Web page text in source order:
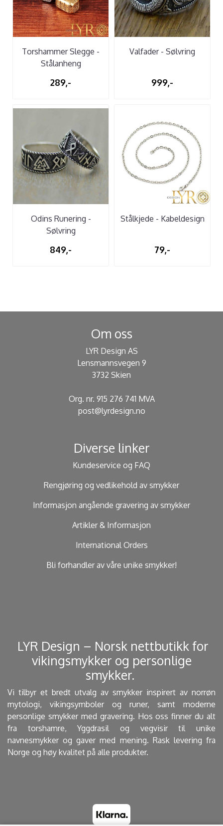
Torshammer Slegge -
Stålanheng
289,-
Valfader - Sølvring
999,-
Odins Runering -
Sølvring
849,-
Stålkjede - Kabeldesign
79,-
Om oss
LYR Design AS
Lensmannsvegen 9
3732 Skien
Org. nr. 915 276 741 MVA
post@lyrdesign.no
Diverse linker
Kundeservice og FAQ
Rengjøring og vedlikehold av smykker
Informasjon angående gravering av smykker
Artikler & Informasjon
International Orders
Bli forhandler av våre unike smykker!
​ LYR Design – Norsk nettbutikk for
vikingsmykker og personlige
smykker. ​
Vi tilbyr et bredt utvalg av smykker inspirert av norrøn
mytologi, vikingsymboler og runer, samt moderne
personlige smykker med gravering. Hos oss finner du alt
fra torshamre, Yggdrasil og vegvisir til unike
navnesmykker og gaver med mening. Rask levering fra
Norge og høy kvalitet på alle produkter.